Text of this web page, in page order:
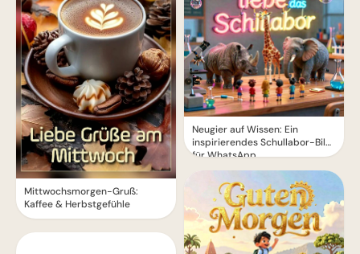
Mittwochsmorgen-Gruß:
Kaffee & Herbstgefühle
Neugier auf Wissen: Ein
inspirierendes Schullabor-Bild
für WhatsApp